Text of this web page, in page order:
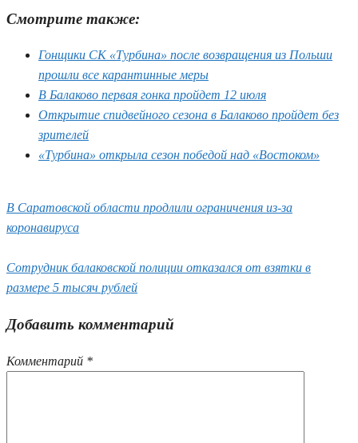
Смотрите также:
Гонщики СК «Турбина» после возвращения из Польши
прошли все карантинные меры
В Балаково первая гонка пройдет 12 июля
Открытие спидвейного сезона в Балаково пройдет без
зрителей
«Турбина» открыла сезон победой над «Востоком»
В Саратовской области продлили ограничения из-за
коронавируса
Сотрудник балаковской полиции отказался от взятки в
размере 5 тысяч рублей
Добавить комментарий
Комментарий *